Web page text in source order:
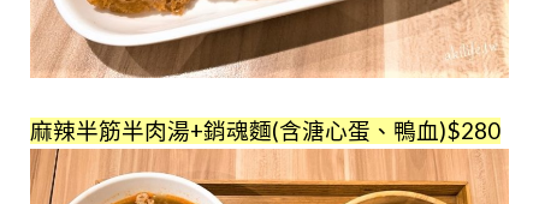
麻辣半筋半肉湯+銷魂麵(含溏心蛋、鴨血)$280